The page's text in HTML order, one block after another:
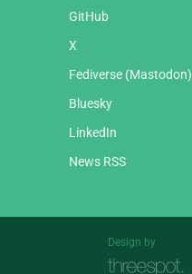
GitHub
X
Fediverse (Mastodon)
Bluesky
LinkedIn
News RSS
Design by